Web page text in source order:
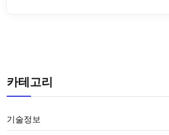
카테고리
기술정보